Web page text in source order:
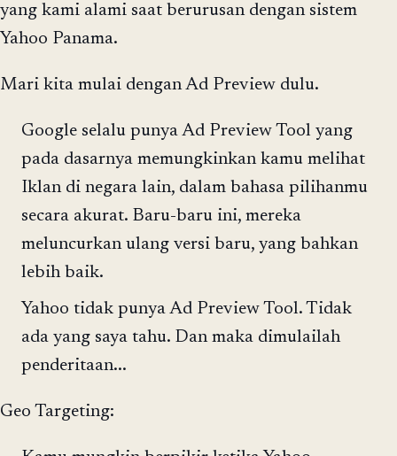
yang kami alami saat berurusan dengan sistem
Yahoo Panama.
Mari kita mulai dengan Ad Preview dulu.
Google selalu punya Ad Preview Tool yang
pada dasarnya memungkinkan kamu melihat
Iklan di negara lain, dalam bahasa pilihanmu
secara akurat. Baru-baru ini, mereka
meluncurkan ulang versi baru, yang bahkan
lebih baik.
Yahoo tidak punya Ad Preview Tool. Tidak
ada yang saya tahu. Dan maka dimulailah
penderitaan...
Geo Targeting: